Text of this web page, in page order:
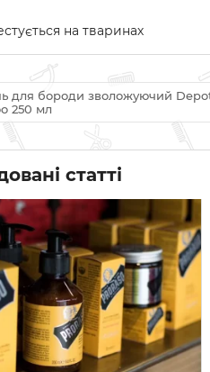
на тваринах
для бороди зволожуючий
250 мл
статті